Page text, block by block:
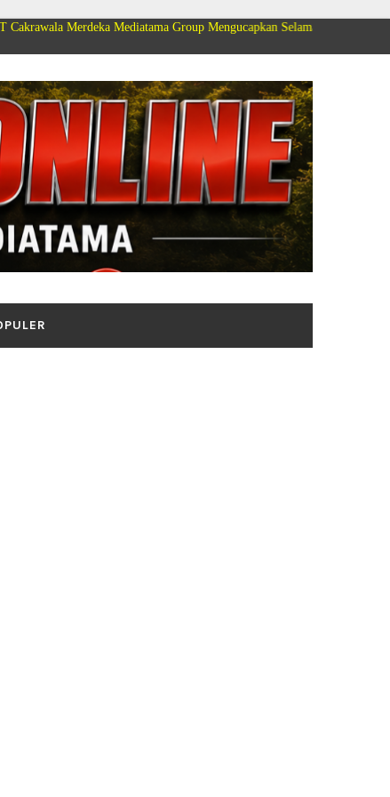
Mediatama Group Mengucapkan Selamat Dirgahayu Kemerdekaan